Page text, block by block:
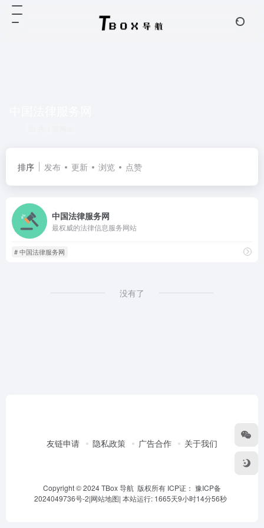
排序 发布 更新 浏览 点赞
中国法律服务网
最权威的法律信息服务网站
# 中国法律服务网
没有了
友链申请 隐私政策 广告合作 关于我们
Copyright © 2024 TBox 导航 版权所有 ICP证： 豫ICP备
2024049736号-2|网站地图| 本站运行: 1665天9小时14分56秒